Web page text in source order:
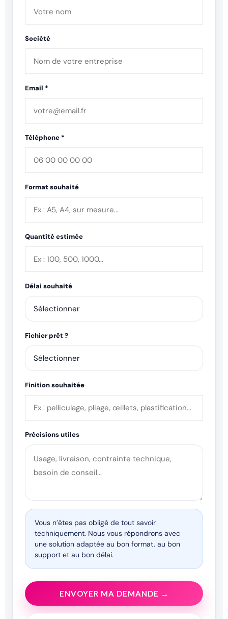
Société
Email *
Téléphone *
Format souhaité
Quantité estimée
Délai souhaité
Fichier prêt ?
Finition souhaitée
Précisions utiles
Vous n’êtes pas obligé de tout savoir
techniquement. Nous vous répondrons avec
une solution adaptée au bon format, au bon
support et au bon délai.
ENVOYER MA DEMANDE →